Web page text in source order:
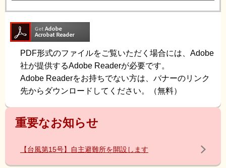
PDF形式のファイルをご覧いただく場合には、Adobe
社が提供するAdobe Readerが必要です。
Adobe Readerをお持ちでない方は、バナーのリンク
先からダウンロードしてください。（無料）
重要なお知らせ
【台風第15号】自主避難所を開設します